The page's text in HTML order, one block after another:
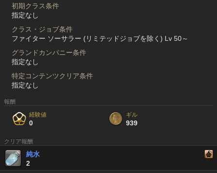
初期クラス条件
指定なし
クラス・ジョブ条件
ファイター ソーサラー (リミテッドジョブを除く) Lv 50～
グランドカンパニー条件
指定なし
特定コンテンツクリア条件
指定なし
報酬
経験値
0
ギル
939
クリア報酬
純水
2